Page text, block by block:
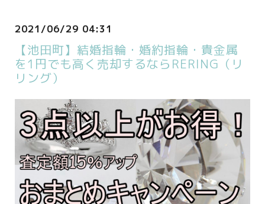
2021/06/29 04:31
【池田町】結婚指輪・婚約指輪・貴金属
を1円でも高く売却するならRERING（リ
リング）